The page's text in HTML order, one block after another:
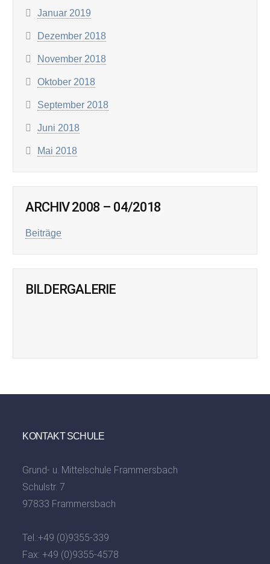
Januar 2019
Dezember 2018
November 2018
Oktober 2018
September 2018
Juni 2018
Mai 2018
ARCHIV 2008 – 04/2018
Beiträge
BILDERGALERIE
KONTAKT SCHULE
Grund- u. Mittelschule Frammersbach
Schulstr. 7
97833 Frammersbach
Tel.:+49 (0)9355-339
Fax: +49 (0)9355-4578